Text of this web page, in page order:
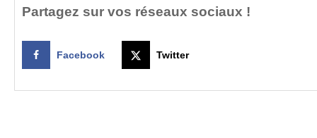
Partagez sur vos réseaux sociaux !
Facebook Twitter